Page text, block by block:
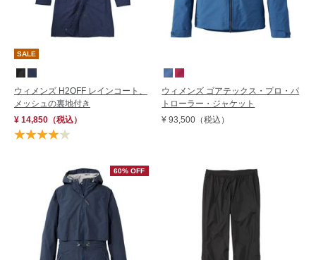
SALE
ウィメンズ H2OFF レインコート、
メッシュの裏地付き
¥ 14,850 （税込）
ウィメンズ ゴアテックス・プロ・パ
トローラー・ジャケット
¥ 93,500 （税込）
60% OFF